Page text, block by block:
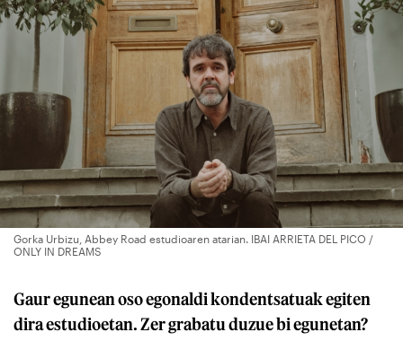
Gorka Urbizu, Abbey Road estudioaren atarian. IBAI ARRIETA DEL PICO /
ONLY IN DREAMS
Gaur egunean oso egonaldi kondentsatuak egiten
dira estudioetan. Zer grabatu duzue bi egunetan?